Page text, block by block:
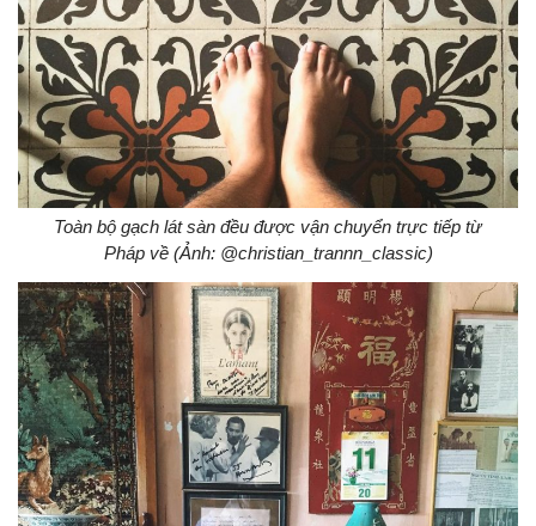
Toàn bộ gạch lát sàn đều được vận chuyển trực tiếp từ
Pháp về (Ảnh: @christian_trannn_classic)